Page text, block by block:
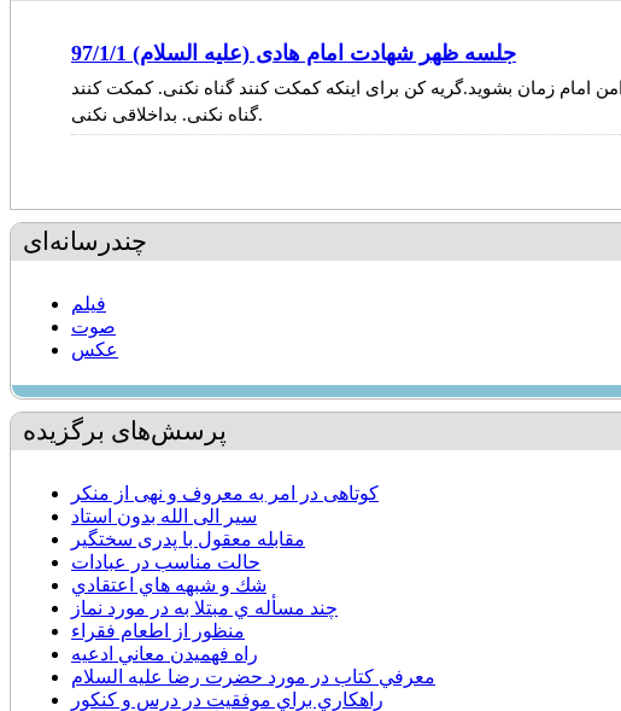
جلسه ظهر شهادت امام هادی (علیه السلام) 97/1/1
زمان بشوید.گریه کن برای اینکه کمکت کنند گناه نکنی. کمکت کنند
گناه نکنی. بداخلاقی نکنی.
چندرسانه‌ای
فیلم
صوت
عکس
پرسش‌های برگزیده
کوتاهی در امر به معروف و نهی از منکر
سیر الی الله بدون استاد
مقابله معقول با پدری سختگیر
حالت مناسب در عبادات
شك و شبهه هاي اعتقادي
چند مسأله ي مبتلا به در مورد نماز
منظور از اطعام فقراء
راه فهميدن معاني ادعيه
معرفي كتاب در مورد حضرت رضا عليه السلام
راهكاري براي موفقيت در درس و كنكور